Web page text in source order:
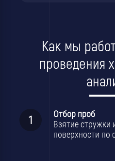
Как мы
проведения
Отбор проб
Взятие
поверхности по